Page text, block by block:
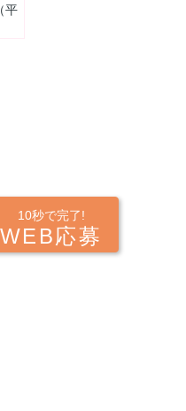
平
10秒で完了!
WEB応募